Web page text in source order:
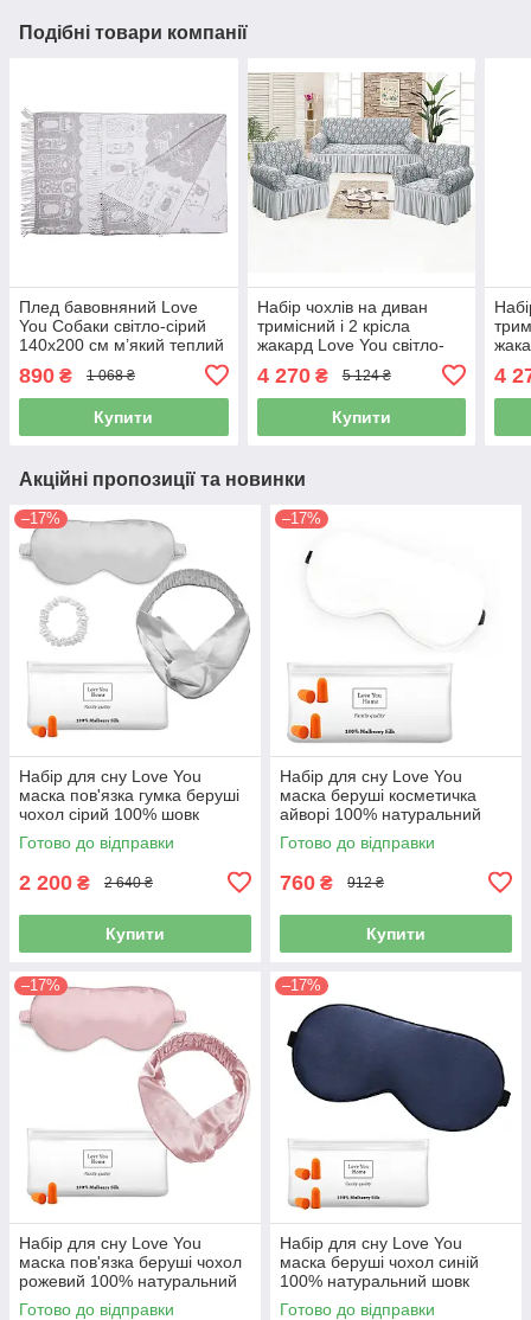
Подібні товари компанії
Плед бавовняний Love
You Собаки світло-сірий
140x200 см м’який теплий
(4144)
890 ₴ 1 068 ₴
Купити
Набір чохлів на диван
тримісний і 2 крісла
жакард Love You світло-
4 270₴ 5 124 ₴
Купити
4
Акційні пропозиції та новинки
–17%
Набір для сну Love You
маска пов'язка гумка беруші
чохол сірий 100% шовк
(5035)
Готово до відправки
2 200 ₴ 2 640 ₴
Купити
–17%
Набір для сну Love You
маска беруші косметичка
айворі 100% натуральний
шовк (5074)
Готово до відправки
760 ₴ 912 ₴
Купити
–17%
Набір для сну Love You
маска пов'язка беруші чохол
рожевий 100% натуральний
шовк (5030)
Готово до відправки
–17%
Набір для сну Love You
маска беруші чохол синій
100% натуральний шовк
(5025)
Готово до відправки